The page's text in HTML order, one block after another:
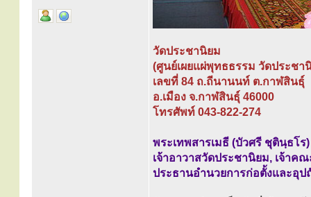
วัดประชานิยม
(ศูนย์เผยแผ่พุทธธรรม วัดประชา
เลขที่ 84 ถ.ถีนานนท์ ต.กาฬสินธุ์
อ.เมือง จ.กาฬสินธุ์ 46000
โทรศัพท์ 043-822-274
พระเทพสารเมธี (บัวศรี ชุตินฺธโร)
เจ้าอาวาสวัดประชานิยม, เจ้าค
ประธานอำนวยการก่อตั้งและอุ